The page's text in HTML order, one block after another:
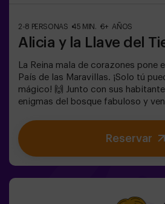
2-8 PERSONAS 45 MIN. 6+ AÑOS
Alicia y la Llave del
La Reina mala de corazones pone
País de las Maravillas. ¡Solo tú
mágico! 🙌 Junto con sus
enigmas del bosque fabuloso y
cautivante de tu vida con Alicia y
juego de escape destinado para
también! Tenemos posibilidad de
tendrán que entrar acompañados
Reservar